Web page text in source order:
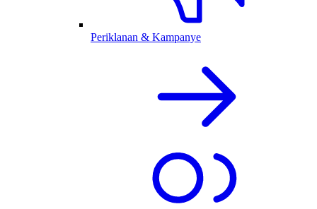
Periklanan & Kampanye